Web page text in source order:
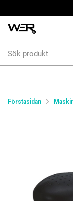
produkt
Förstasidan